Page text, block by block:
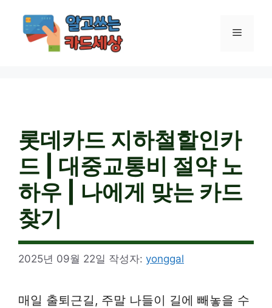
메
롯데카드 지하철할인카
드 | 대중교통비 절약 노
하우 | 나에게 맞는 카드
찾기
2025년 09월 22일 작성자: yonggal
매일 출퇴근길, 주말 나들이 길에 빼놓을 수